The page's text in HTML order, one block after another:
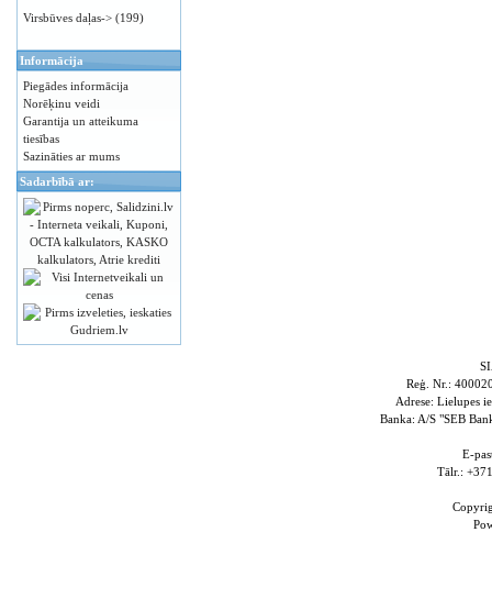
Virsbūves daļas-> (199)
Informācija
Piegādes informācija
Norēķinu veidi
Garantija un atteikuma
tiesības
Sazināties ar mums
Sadarbībā ar:
Reģ. Nr.:
Adrese: Lielupes
Banka: A/S "SEB
E-
Tālr.: